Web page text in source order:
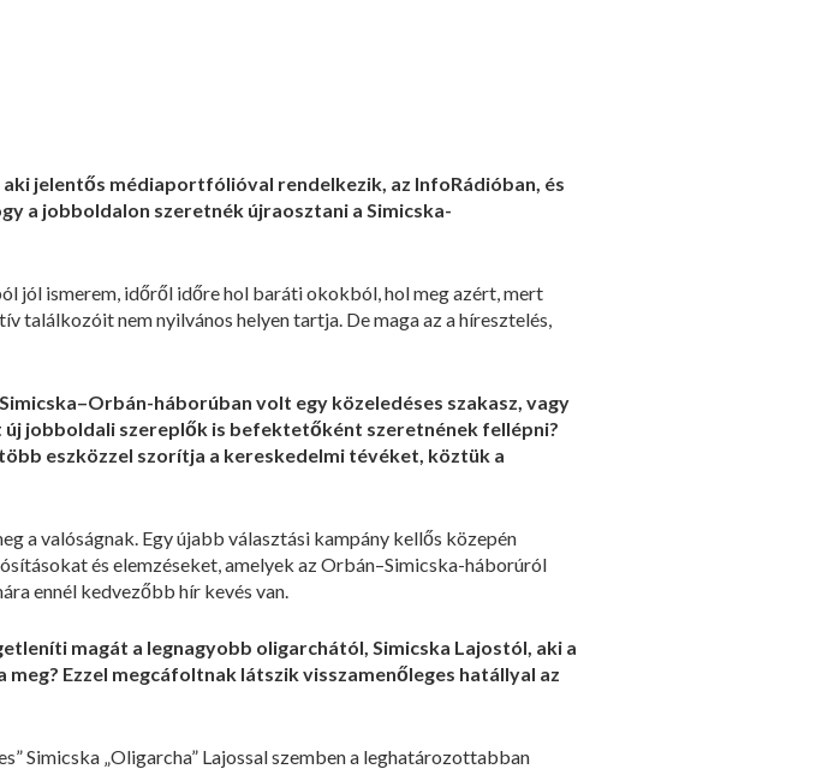
jelentős médiaportfólióval rendelkezik, az InfoRádióban, és
a jobboldalon szeretnék újraosztani a Simicska-
jól ismerem, időről időre hol baráti okokból, hol meg azért, mert
találkozóit nem nyilvános helyen tartja. De maga az a híresztelés,
háborúban volt egy közeledéses szakasz, vagy
új jobboldali szereplők is befektetőként szeretnének fellépni?
eszközzel szorítja a kereskedelmi tévéket, köztük a
a valóságnak. Egy újabb választási kampány kellős közepén
és elemzéseket, amelyek az Orbán–Simicska-háborúról
ennél kedvezőbb hír kevés van.
magát a legnagyobb oligarchától, Simicska Lajostól, aki a
Ezzel megcáfoltnak látszik visszamenőleges hatállyal az
Simicska „Oligarcha” Lajossal szemben a leghatározottabban